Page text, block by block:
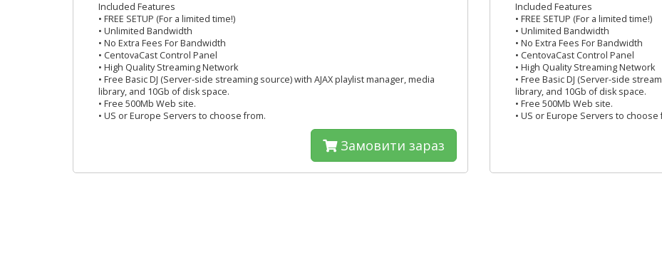
Included Features
• FREE SETUP (For a limited time!)
• Unlimited Bandwidth
• No Extra Fees For Bandwidth
• CentovaCast Control Panel
• High Quality Streaming Network
• Free Basic DJ (Server-side streaming source) with AJAX playlist manager, media
library, and 10Gb of disk space.
• Free 500Mb Web site.
• US or Europe Servers to choose from.
Замовити зараз
Included Features
• FREE SETUP (For a limited time!)
• Unlimited Bandwidth
• No Extra Fees For Bandwidth
• CentovaCast Control Panel
• High Quality Streaming Network
• Free Basic DJ (Server-side
library, and 10Gb of disk space.
• Free 500Mb Web site.
• US or Europe Servers to choose